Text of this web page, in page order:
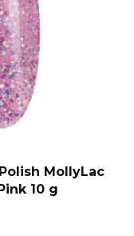
MollyLac
10 g